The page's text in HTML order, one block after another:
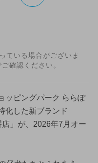
ている場合がございま
確認ください。
ッピングパーク ららぽ
化した新ブランド
店」が、2026年7月オー